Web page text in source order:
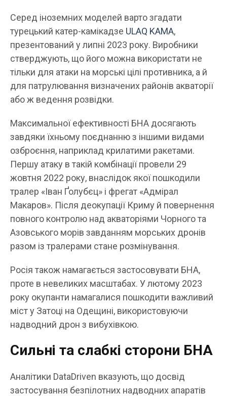
Серед іноземних моделей варто згадати
турецький катер-камікадзе ULAQ KAMA,
презентований у липні 2023 року. Виробники
стверджують, що його можна використати не
тільки для атаки на морські цілі противника, а й
для патрулювання визначених районів акваторії
або ж ведення розвідки.
Максимальної ефективності БНА досягають
завдяки їхньому поєднанню з іншими видами
озброєння, наприклад крилатими ракетами.
Першу атаку в такій комбінації провели 29
жовтня 2022 року, внаслідок якої пошкодили
тралер «Іван Ґолубєц» і фрегат «Адмірал
Макаров». Після деокупації Криму й повернення
повного контролю над акваторіями Чорного та
Азовського морів завданням морських дронів
разом із тралерами стане розмінування.
Росія також намагається застосовувати БНА,
проте в невеликих масштабах. У лютому 2023
року окупанти намагалися пошкодити важливий
міст у Затоці на Одещині, використовуючи
надводний дрон з вибухівкою.
Сильні та слабкі сторони БНА
Аналітики DataDriven вказують, що досвід
застосування безпілотних надводних апаратів